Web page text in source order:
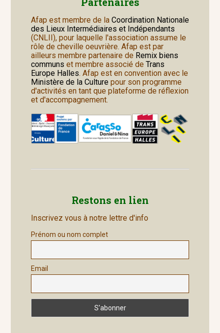
Afap est membre de la Coordination Nationale
des Lieux Intermédiaires et Indépendants
(CNLII), pour laquelle l'association assume le
rôle de cheville oeuvrière. Afap est par
ailleurs membre partenaire de Remix biens
communs et membre associé de Trans
Europe Halles. Afap est en convention avec le
Ministère de la Culturepour son programme
d'activités en tant que plateforme de réflexion
et d'accompagnement.
Restons en lien
Inscrivez vous à notre lettre d'info
Prénom ou nom complet
Email